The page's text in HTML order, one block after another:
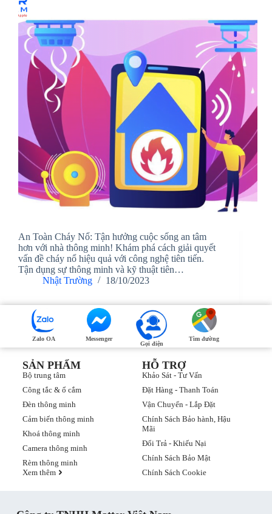
An Toàn Cháy Nổ: Tận hưởng cuộc sống an tâm
hơn với nhà thông minh! Khám phá cách giải quyết
vấn đề cháy nổ hiệu quả với công nghệ tiên tiến.
Tận dụng sự thông minh và kỹ thuật tiên…
Nhật Trường
18/10/2023
Zalo OA Messenger
Gọi điện
Tìm đường
HỖ TRỢ
Khảo Sát - Tư Vấn
Đặt Hàng - Thanh Toán
Vận Chuyển - Lắp Đặt
Chính Sách Bảo hành, Hậu
Mãi
Đổi Trả - Khiếu Nại
Chính Sách Bảo Mật
Chính Sách Cookie
SẢN PHẨM
Bộ trung tâm
Công tắc & ổ cắm
Đèn thông minh
Cảm biến thông minh
Khoá thông minh
Camera thông minh
Rèm thông minh
Xem thêm